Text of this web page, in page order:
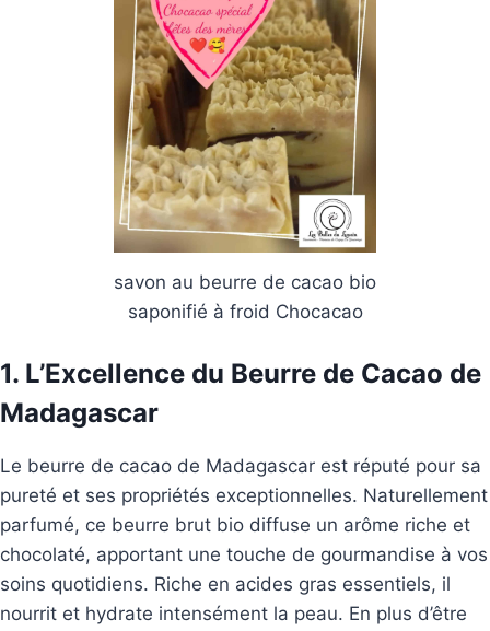
savon au beurre de cacao bio
saponifié à froid Chocacao
1. L’Excellence du Beurre de Cacao de
Madagascar
Le beurre de cacao de Madagascar est réputé pour sa
pureté et ses propriétés exceptionnelles. Naturellement
parfumé, ce beurre brut bio diffuse un arôme riche et
chocolaté, apportant une touche de gourmandise à vos
soins quotidiens. Riche en acides gras essentiels, il
nourrit et hydrate intensément la peau. En plus d’être